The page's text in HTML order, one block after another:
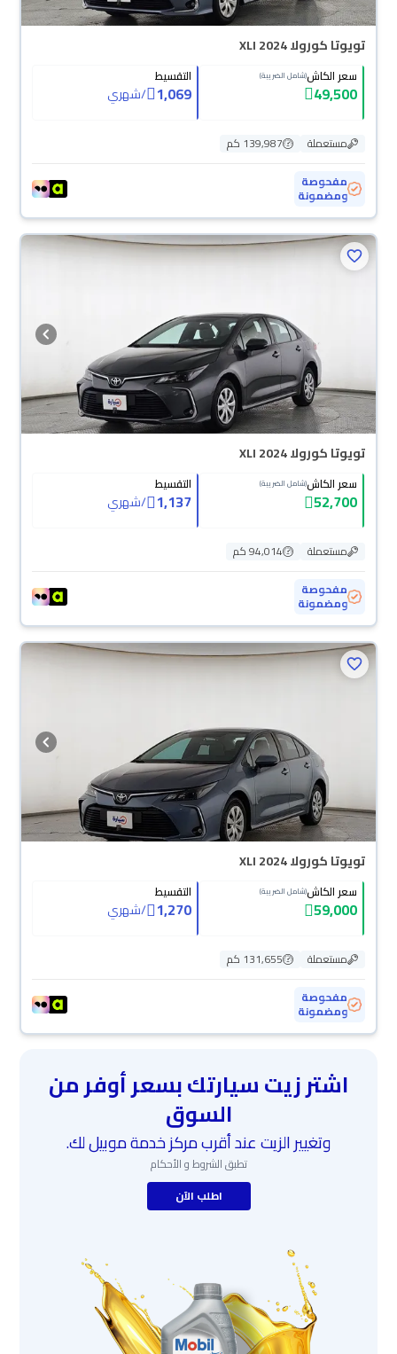
تويوتا كورولا XLI 2024
سعر الكاش(شامل الضريبة)
49,500
التقسيط
1,069
/شهري
مستعملة
139,987 كم
مفحوصة
ومضمونة
تويوتا كورولا XLI 2024
سعر الكاش(شامل الضريبة)
52,700
التقسيط
1,137
/شهري
مستعملة
94,014 كم
مفحوصة
ومضمونة
تويوتا كورولا XLI 2024
سعر الكاش(شامل الضريبة)
59,000
التقسيط
1,270
/شهري
مستعملة
131,655 كم
مفحوصة
ومضمونة
اشتر زيت سيارتك بسعر أوفر من
السوق
وتغيير الزيت عند أقرب مركز خدمة موبيل لك.
تطبق الشروط و الأحكام
اطلب الآن